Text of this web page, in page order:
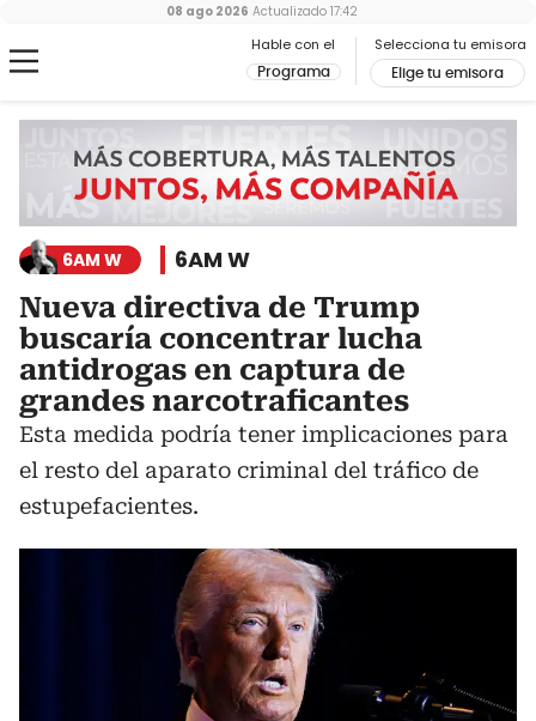
Hable con el
Programa
Selecciona tu emisora
Elige tu emisora
08 ago 2026 Actualizado 17:42
6AM W 6AM W
Nueva directiva de Trump
buscaría concentrar lucha
antidrogas en captura de
grandes narcotraficantes
Esta medida podría tener implicaciones para
el resto del aparato criminal del tráfico de
estupefacientes.